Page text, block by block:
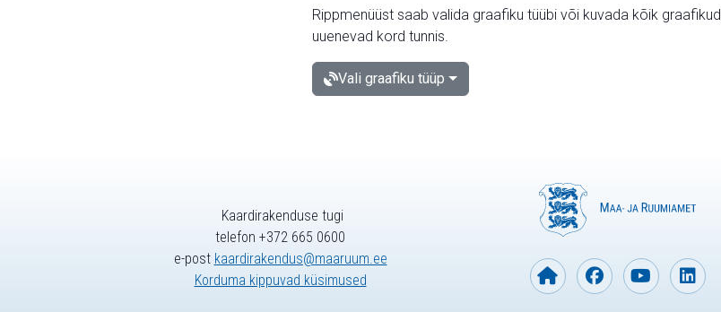
Rippmenüüst saab valida graafiku tüübi või kuvada kõik
uuenevad kord tunnis.
Vali graafiku tüüp
Kaardirakenduse tugi
telefon +372 665 0600
e-post kaardirakendus@maaruum.ee
Korduma kippuvad küsimused